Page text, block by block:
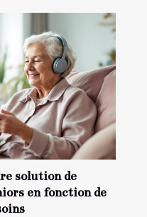
solution de
en fonction de